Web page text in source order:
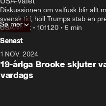
Diskussionen om valfusk blir allt
svensk tid, höll Trumps stab en
Demokraterna för fusk. En
Aftonbladets korrespondent
USA-valet • 10.11.20 • 5 min
Se mer
Senast
1 NOV. 2024
19-åriga Brooke skjuter
vardags